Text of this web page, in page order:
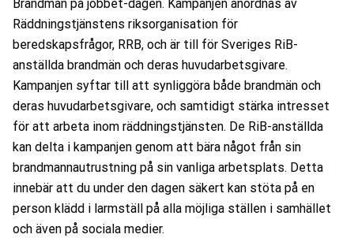
Brandman på jobbet-dagen. Kampanjen anordnas av
Räddningstjänstens riksorganisation för
beredskapsfrågor, RRB, och är till för Sveriges RiB-
anställda brandmän och deras huvudarbetsgivare.
Kampanjen syftar till att synliggöra både brandmän och
deras huvudarbetsgivare, och samtidigt stärka intresset
för att arbeta inom räddningstjänsten. De RiB-anställda
kan delta i kampanjen genom att bära något från sin
brandmannautrustning på sin vanliga arbetsplats. Detta
innebär att du under den dagen säkert kan stöta på en
person klädd i larmställ på alla möjliga ställen i samhället
och även på sociala medier.